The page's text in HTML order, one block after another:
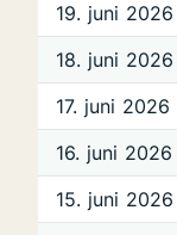
19. juni 2026
18. juni 2026
17. juni 2026
16. juni 2026
15. juni 2026